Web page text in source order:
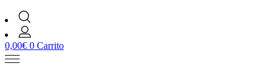
0,00€ 0 Carrito